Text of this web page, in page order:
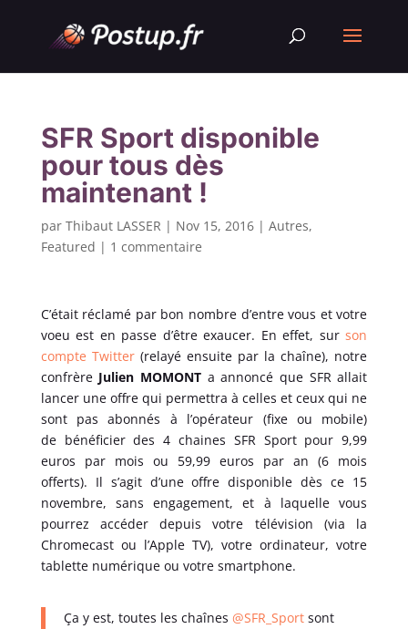
SFR Sport disponible
pour tous dès
maintenant !
par Thibaut LASSER | Nov 15, 2016| Autres,
Featured | 1 commentaire
C’était réclamé par bon nombre d’entre vous et votre
voeu est en passe d’être exaucer. En effet, surson
compte Twitter(relayé ensuite par la chaîne), notre
confrère Julien MOMONT a annoncé que SFR allait
lancer une offre qui permettra à celles et ceux qui ne
sont pas abonnés à l’opérateur (fixe ou mobile)
de bénéficier des 4 chaines SFR Sport pour 9,99
euros par mois ou 59,99 euros par an (6 mois
offerts). Il s’agit d’une offre disponible dès ce 15
novembre, sans engagement, et à laquelle vous
pourrez accéder depuis votre télévision (via la
Chromecast ou l’Apple TV), votre ordinateur, votre
tablette numérique ou votre smartphone.
Ça y est, toutes les chaînes @SFR_Sportsont